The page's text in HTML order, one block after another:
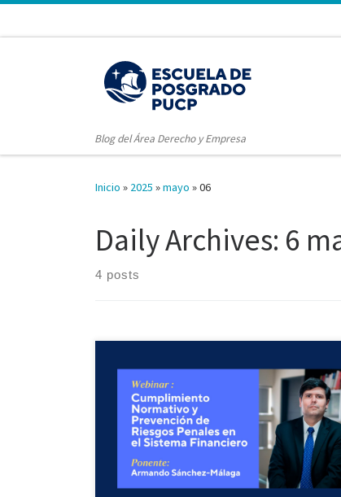
Blog del Área Derecho y Empresa
Inicio » 2025 »mayo »06
Daily Archives: 6
4 posts
En este webinar contamos con la destacada
participación de Armando Sánchez-Málaga,
de la Escuela de Posgrado PUCP y especialista